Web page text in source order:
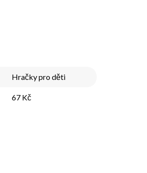
Hračky pro děti
67 Kč